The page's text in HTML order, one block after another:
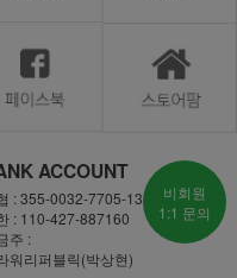
ACCOUNT
: 355-0032-7705-13
: 110-427-887160
주 :
워리퍼블릭(박상현)
비회원
1:1 문의